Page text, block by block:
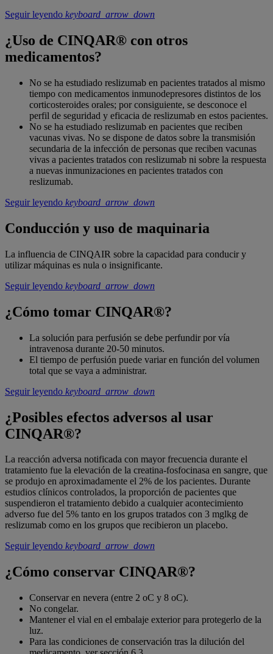
Seguir leyendo keyboard_arrow_down
¿Uso de CINQAR® con otros
medicamentos?
No se ha estudiado reslizumab en pacientes tratados al mismo
tiempo con medicamentos inmunodepresores distintos de los
corticosteroides orales; por consiguiente, se desconoce el
perfil de seguridad y eficacia de reslizumab en estos pacientes.
No se ha estudiado reslizumab en pacientes que reciben
vacunas vivas. No se dispone de datos sobre la transmisión
secundaria de la infección de personas que reciben vacunas
vivas a pacientes tratados con reslizumab ni sobre la respuesta
a nuevas inmunizaciones en pacientes tratados con
reslizumab.
Seguir leyendo keyboard_arrow_down
Conducción y uso de maquinaria
La influencia de CINQAIR sobre la capacidad para conducir y
utilizar máquinas es nula o insignificante.
Seguir leyendo keyboard_arrow_down
¿Cómo tomar CINQAR®?
La solución para perfusión se debe perfundir por vía
intravenosa durante 20-50 minutos.
El tiempo de perfusión puede variar en función del volumen
total que se vaya a administrar.
Seguir leyendo keyboard_arrow_down
¿Posibles efectos adversos al usar
CINQAR®?
La reacción adversa notificada con mayor frecuencia durante el
tratamiento fue la elevación de la creatina-fosfocinasa en sangre, que
se produjo en aproximadamente el 2% de los pacientes. Durante
estudios clínicos controlados, la proporción de pacientes que
suspendieron el tratamiento debido a cualquier acontecimiento
adverso fue del 5% tanto en los grupos tratados con 3 mglkg de
reslizumab como en los grupos que recibieron un placebo.
Seguir leyendo keyboard_arrow_down
¿Cómo conservar CINQAR®?
Conservar en nevera (entre 2 oC y 8 oC).
No congelar.
Mantener el vial en el embalaje exterior para protegerlo de la
luz.
Para las condiciones de conservación tras la dilución del